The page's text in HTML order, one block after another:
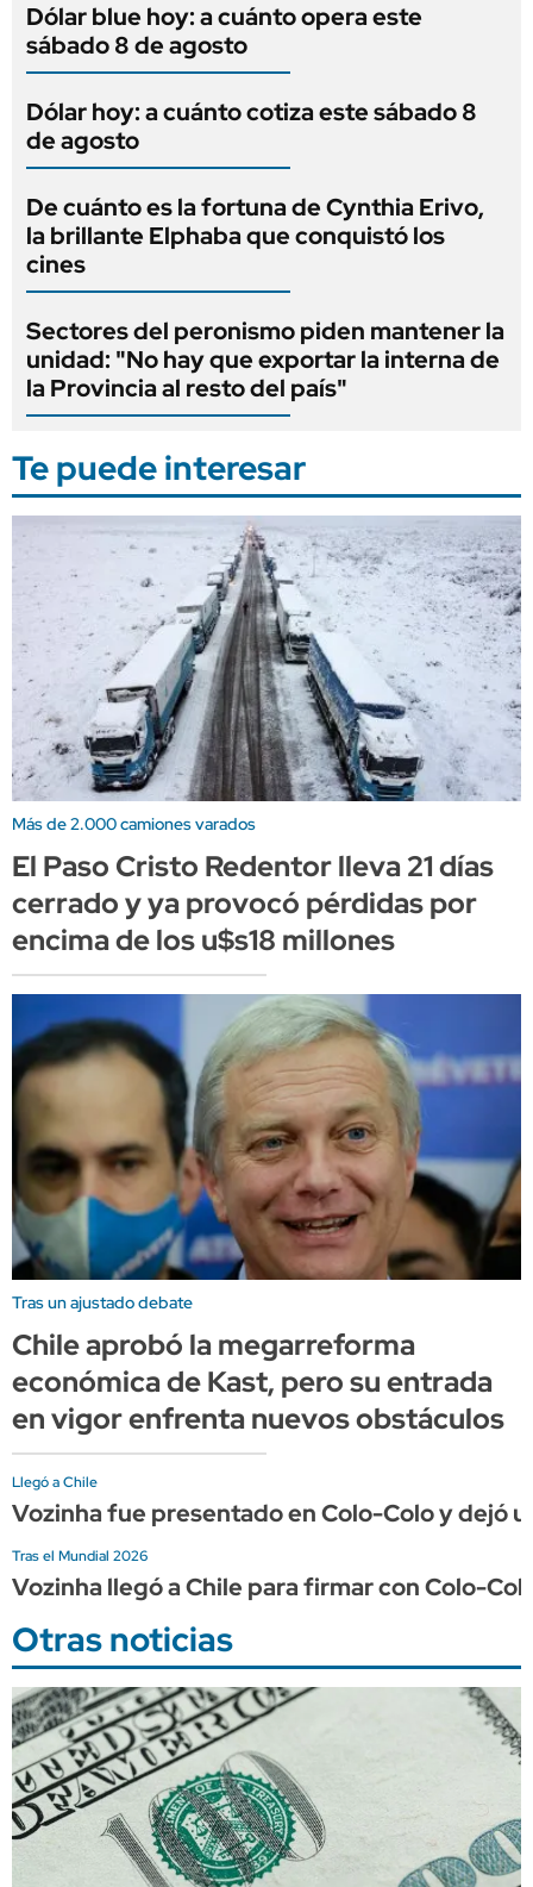
Dólar blue hoy: a cuánto opera este
sábado 8 de agosto
Dólar hoy: a cuánto cotiza este sábado 8
de agosto
De cuánto es la fortuna de Cynthia Erivo,
la brillante Elphaba que conquistó los
cines
Sectores del peronismo piden mantener la
unidad: "No hay que exportar la interna de
la Provincia al resto del país"
Te puede interesar
Más de 2.000 camiones varados
El Paso Cristo Redentor lleva 21 días
cerrado y ya provocó pérdidas por
encima de los u$s18 millones
Tras un ajustado debate
Chile aprobó la megarreforma
económica de Kast, pero su entrada
en vigor enfrenta nuevos obstáculos
Llegó a Chile
Vozinha fue presentado en Colo-Colo y dejó
Tras el Mundial 2026
Vozinha llegó a Chile para firmar con Colo-
Otras noticias